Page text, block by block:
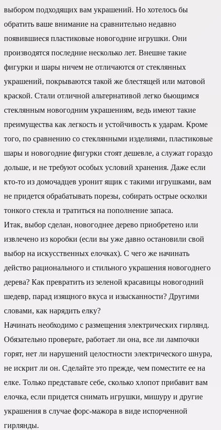
выбором подходящих вам украшений. Но хотелось бы
обратить ваше внимание на сравнительно недавно
появившиеся пластиковые новогодние игрушки. Они
производятся последние несколько лет. Внешне такие
фигурки и шары ничем не отличаются от стеклянных
украшений, покрываются такой же блестящей или матовой
краской. Стали отличной альтернативой легко бьющимся
стеклянным новогодним украшениям, ведь имеют такие
преимущества как легкость и устойчивость к ударам. Кроме
того, по сравнению со стеклянными изделиями, пластиковые
шары и новогодние фигурки стоят дешевле, а служат гораздо
дольше, и не требуют особых условий хранения. Даже если
кто-то из домочадцев уронит ящик с такими игрушками, вам
не придется обрабатывать порезы, собирать острые осколки
тонкого стекла и тратиться на пополнение запаса.
Итак, выбор сделан, новогоднее дерево приобретено или
извлечено из коробки (если вы уже давно остановили свой
выбор на искусственных елочках). С чего же начинать
действо рационального и стильного украшения новогоднего
дерева? Как превратить из зеленой красавицы новогодний
шедевр, парад изящного вкуса и изысканности? Другими
словами, как нарядить елку?
Начинать необходимо с размещения электрических гирлянд.
Обязательно проверьте, работает ли она, все ли лампочки
горят, нет ли нарушений целостности электрического шнура,
не искрит ли он. Сделайте это прежде, чем поместите ее на
елке. Только представьте себе, сколько хлопот прибавит вам
елочка, если придется снимать игрушки, мишуру и другие
украшения в случае форс-мажора в виде испорченной
гирлянды.